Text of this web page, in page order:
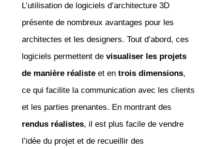
L’utilisation de logiciels d’architecture 3D
présente de nombreux avantages pour les
architectes et les designers. Tout d’abord, ces
logiciels permettent de visualiser les projets
de manière réalisteet en trois dimensions,
ce qui facilite la communication avec les clients
et les parties prenantes. En montrant des
rendus réalistes, il est plus facile de vendre
l’idée du projet et de recueillir des